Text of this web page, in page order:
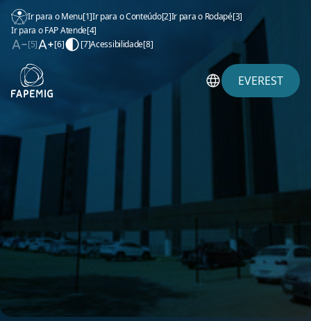
Ir para o Menu[1]Ir para o Conteúdo[2]Ir para o Rodapé[3]
Ir para o FAP Atende[4]
[5]
[6] [7]Acessibilidade[8]
EVEREST